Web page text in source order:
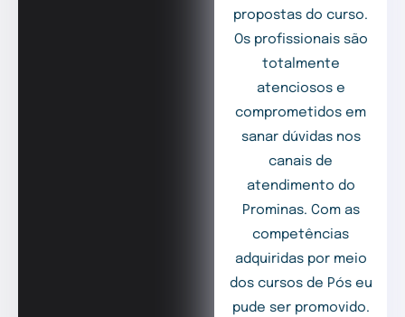
propostas do curso.
Os profissionais são
totalmente
atenciosos e
comprometidos em
sanar dúvidas nos
canais de
atendimento do
Prominas. Com as
competências
adquiridas por meio
dos cursos de Pós eu
pude ser promovido.